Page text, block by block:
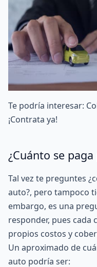
Te podría interesar:
¡Contrata ya!
¿Cuánto se
Tal vez te preguntes
auto?, pero tampoco
embargo, es una
responder, pues cada
propios costos y
Un aproximado de
auto podría ser: